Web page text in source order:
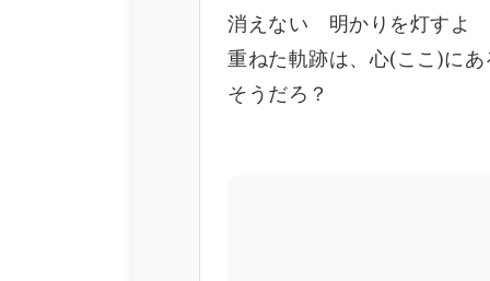
消えない 明かりを灯すよ
重ねた軌跡は、心(ここ)にあ
そうだろ？